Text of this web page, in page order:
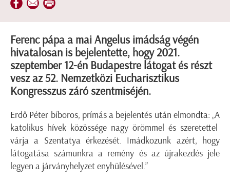
Ferenc pápa a mai Angelus imádság végén
hivatalosan is bejelentette, hogy 2021.
szeptember 12-én Budapestre látogat és részt
vesz az 52. Nemzetközi Eucharisztikus
Kongresszus záró szentmiséjén.
Erdő Péter bíboros, prímás a bejelentés után elmondta: „A
katolikus hívek közössége nagy örömmel és szeretettel
várja a Szentatya érkezését. Imádkozunk azért, hogy
látogatása számunkra a remény és az újrakezdés jele
legyen a járványhelyzet enyhülésével.”